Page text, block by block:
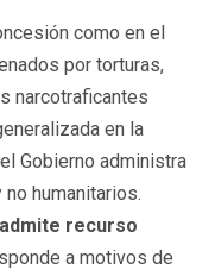
como en el
por torturas,
narcotraficantes
en la
Gobierno administra
humanitarios.
recurso
a motivos de